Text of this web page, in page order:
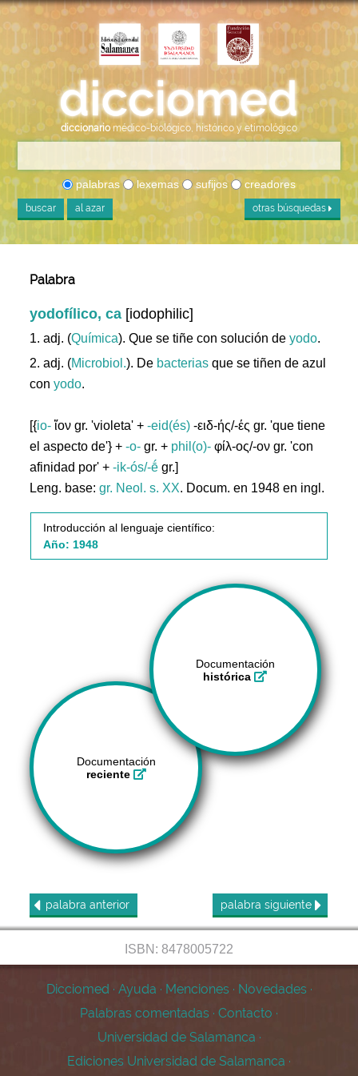
diccionario médico-biológico, histórico y etimológico
palabras lexemas sufijos creadores
buscar al azar otras búsquedas
Palabra
yodofílico, ca [iodophilic]
1. adj. (Química). Que se tiñe con solución deyodo.
2. adj. (Microbiol.). De bacterias que se tiñen de azul
conyodo.
[{io- ἴον gr. 'violeta' +-eid(és) -ειδ-ής/-ές gr. 'que tiene
el aspecto de'} +-o- gr. + phil(o)- φίλ-ος/-ον gr. 'con
afinidad por' +-ik-ós/-ḗ gr.]
Leng. base:gr. Neol. s. XX. Docum. en 1948 en ingl.
Introducción al lenguaje científico:
Año: 1948
Documentación
histórica
Documentación
reciente
palabra anterior palabra siguiente
ISBN: 8478005722
Dicciomed · Ayuda · Menciones · Novedades ·
Palabras comentadas · Contacto ·
Universidad de Salamanca ·
Ediciones Universidad de Salamanca ·